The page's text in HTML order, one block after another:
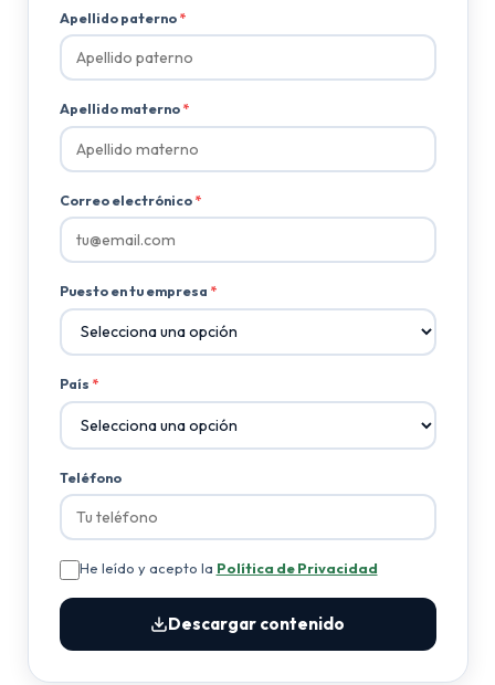
Apellido paterno *
Apellido materno *
Correo electrónico *
Puesto en tu empresa *
País *
Teléfono
He leído y acepto la Política de Privacidad
Descargar contenido